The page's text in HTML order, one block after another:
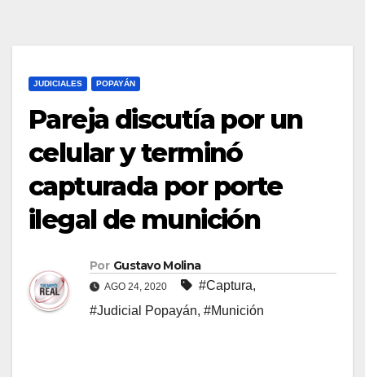
JUDICIALES POPAYÁN
Pareja discutía por un
celular y terminó
capturada por porte
ilegal de munición
Por Gustavo Molina
AGO 24, 2020 #Captura,
#Judicial Popayán, #Munición